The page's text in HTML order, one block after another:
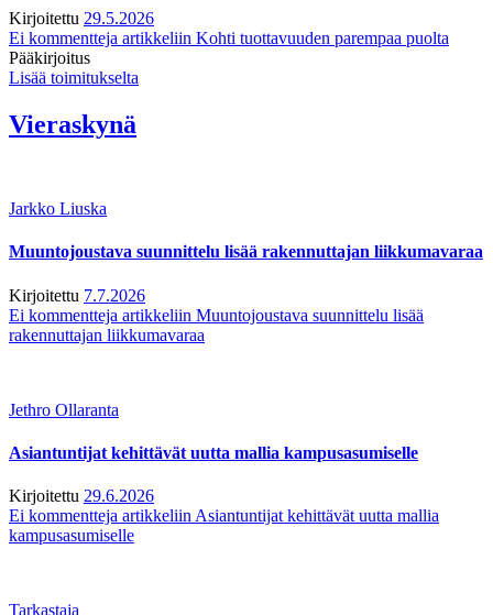
Kirjoitettu 29.5.2026
Ei kommentteja artikkeliin Kohti tuottavuuden parempaa puolta
Pääkirjoitus
Lisää toimitukselta
Vieraskynä
Jarkko Liuska
Muuntojoustava suunnittelu lisää rakennuttajan liikkumavaraa
Kirjoitettu 7.7.2026
Ei kommentteja artikkeliin Muuntojoustava suunnittelu lisää
rakennuttajan liikkumavaraa
Jethro Ollaranta
Asiantuntijat kehittävät uutta mallia kampusasumiselle
Kirjoitettu 29.6.2026
Ei kommentteja artikkeliin Asiantuntijat kehittävät uutta mallia
kampusasumiselle
Tarkastaja